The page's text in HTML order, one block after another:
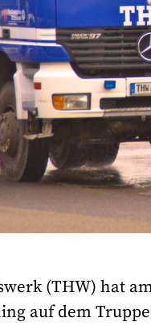
(THW) hat
auf dem